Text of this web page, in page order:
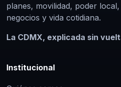
planes, movilidad, poder
negocios y vida cotidiana.
La CDMX, explicada sin
Institucional